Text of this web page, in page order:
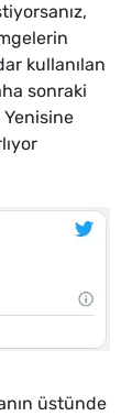
kullanılan
sonraki
üstünde